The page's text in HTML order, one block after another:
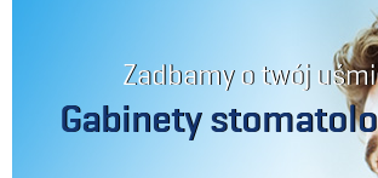
Zadbamy o twój
Gabinety